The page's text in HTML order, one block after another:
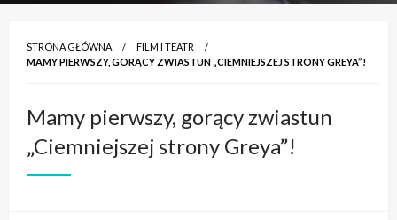
STRONA GŁÓWNA
FILM I TEATR
MAMY PIERWSZY, GORĄCY ZWIASTUN „CIEMNIEJSZEJ STRONY GREYA”!
Mamy pierwszy, gorący zwiastun
„Ciemniejszej strony Greya”!